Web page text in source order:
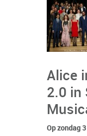
Alice
2.0 in
Op zondag